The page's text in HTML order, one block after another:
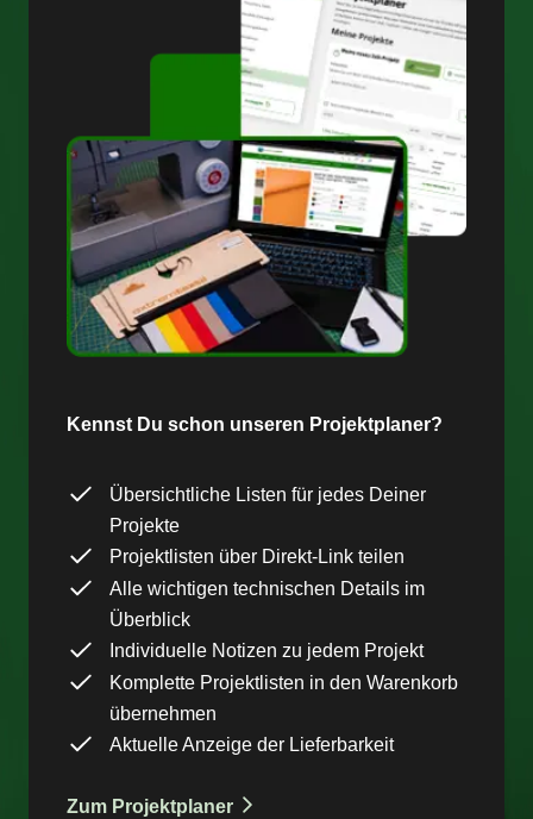
Kennst Du schon unseren Projektplaner?
Übersichtliche Listen für jedes Deiner
Projekte
Projektlisten über Direkt-Link teilen
Alle wichtigen technischen Details im
Überblick
Individuelle Notizen zu jedem Projekt
Komplette Projektlisten in den Warenkorb
übernehmen
Aktuelle Anzeige der Lieferbarkeit
Zum Projektplaner